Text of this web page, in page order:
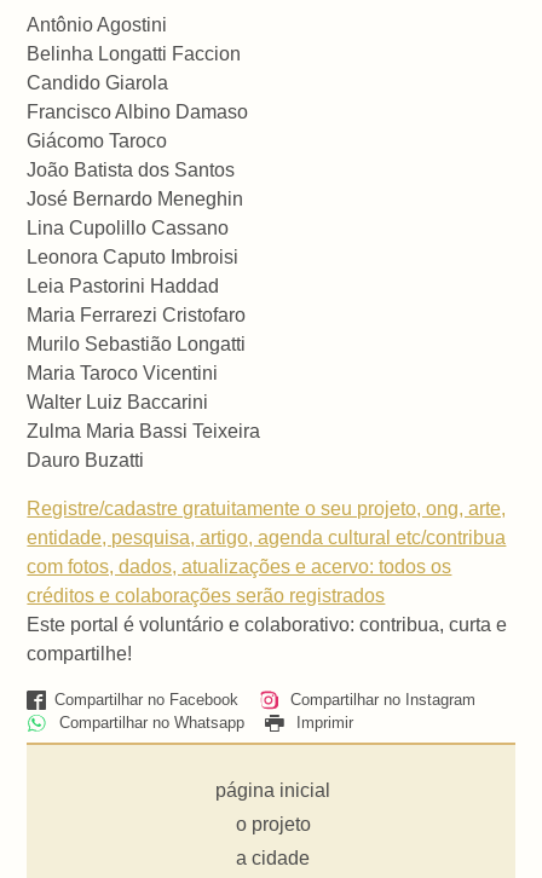
Antônio Agostini
Belinha Longatti Faccion
Candido Giarola
Francisco Albino Damaso
Giácomo Taroco
João Batista dos Santos
José Bernardo Meneghin
Lina Cupolillo Cassano
Leonora Caputo Imbroisi
Leia Pastorini Haddad
Maria Ferrarezi Cristofaro
Murilo Sebastião Longatti
Maria Taroco Vicentini
Walter Luiz Baccarini
Zulma Maria Bassi Teixeira
Dauro Buzatti
Registre/cadastre gratuitamente o seu projeto, ong, arte,
entidade, pesquisa, artigo, agenda cultural etc/contribua
com fotos, dados, atualizações e acervo: todos os
créditos e colaborações serão registrados
Este portal é voluntário e colaborativo: contribua, curta e
compartilhe!
Compartilhar no Facebook
Compartilhar no Instagram
Compartilhar no Whatsapp
Imprimir
página inicial
o projeto
a cidade